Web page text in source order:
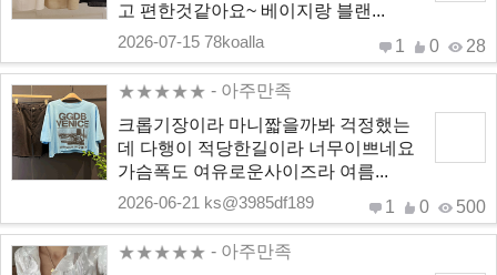
고 편한것같아요~ 베이지랑 블랜...
2026-07-15 78koalla
1 0 28
- 아주만족
크롭기장이라 마니짧을까봐 걱정했는
데 다행이 적당한길이라 너무이쁘네요
가슴폭도 여유로운사이즈라 여름...
2026-06-21 ks@3985df189
1 0 500
- 아주만족